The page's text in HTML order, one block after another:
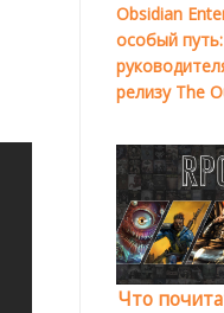
Obsidian
особый
релизу The
Что